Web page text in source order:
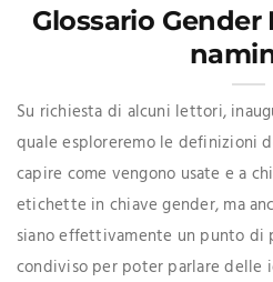
Glossario Gender
Su richiesta di alcuni lettori,
quale esploreremo le definizioni
capire come vengono usate e a
etichette in chiave gender, ma
siano effettivamente un punto di
condiviso per poter parlare delle